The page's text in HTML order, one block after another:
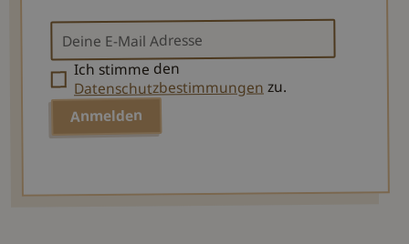
Ich stimme den
Datenschutzbestimmungenzu.